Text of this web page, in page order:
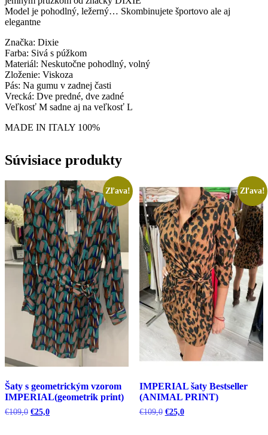
Model je pohodlný, ležerný… Skombinujete športovo ale aj
elegantne
Značka: Dixie
Farba: Sivá s púžkom
Materiál: Neskutočne pohodlný, volný
Zloženie: Viskoza
Pás: Na gumu v zadnej časti
Vrecká: Dve predné, dve zadné
Veľkosť M sadne aj na veľkosť L
MADE IN ITALY 100%
Súvisiace produkty
Zľava!
Šaty s geometrickým vzorom
IMPERIAL(geometrik print)
€109,0 Pôvodná
€25,0Aktuálna
Zľava!
IMPERIAL šaty Bestseller
(ANIMAL PRINT)
€109,0 Pôvodná
€25,0Aktuálna